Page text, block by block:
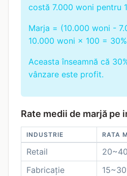
costă 7.000 woni pentru
Marja = (10.000 woni -
10.000 woni × 100 = 30%
Aceasta înseamnă că
vânzare este profit.
Rate medii de marjă pe
INDUSTRIE RATA
Retail
Fabricație